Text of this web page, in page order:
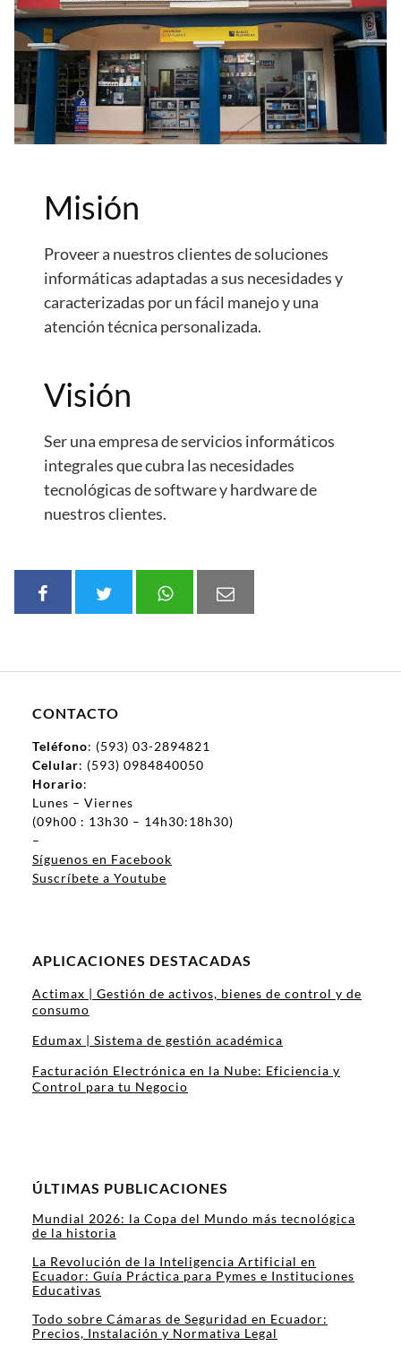
Misión
Proveer a nuestros clientes de soluciones
informáticas adaptadas a sus necesidades y
caracterizadas por un fácil manejo y una
atención técnica personalizada.
Visión
Ser una empresa de servicios informáticos
integrales que cubra las necesidades
tecnológicas de software y hardware de
nuestros clientes.
CONTACTO
Teléfono: (593) 03-2894821
Celular: (593) 0984840050
Horario:
Lunes – Viernes
(09h00 : 13h30 – 14h30:18h30)
–
Síguenos en Facebook
Suscríbete a Youtube
APLICACIONES DESTACADAS
Actimax | Gestión de activos, bienes de control y de
consumo
Edumax | Sistema de gestión académica
Facturación Electrónica en la Nube: Eficiencia y
Control para tu Negocio
ÚLTIMAS PUBLICACIONES
Mundial 2026: la Copa del Mundo más tecnológica
de la historia
La Revolución de la Inteligencia Artificial en
Ecuador: Guía Práctica para Pymes e Instituciones
Educativas
Todo sobre Cámaras de Seguridad en Ecuador:
Precios, Instalación y Normativa Legal